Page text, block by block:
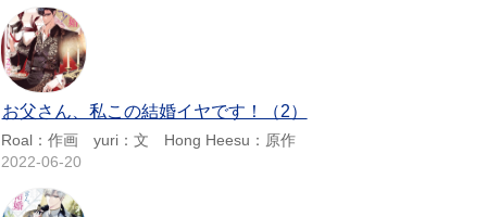
お父さん、私この結婚イヤです！（2）
Roal：作画 yuri：文 Hong Heesu：原作
2022-06-20